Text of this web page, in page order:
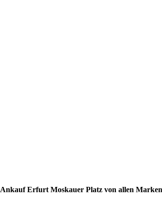
Erfurt Moskauer Platz von allen